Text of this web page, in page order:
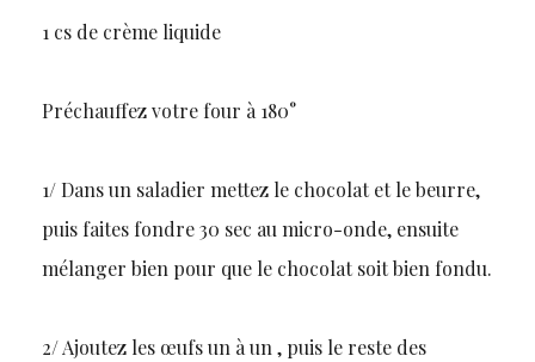
1 cs de crème liquide
Préchauffez votre four à 180°
1/ Dans un saladier mettez le chocolat et le beurre,
puis faites fondre 30 sec au micro-onde, ensuite
mélanger bien pour que le chocolat soit bien fondu.
2/ Ajoutez les œufs un à un , puis le reste des